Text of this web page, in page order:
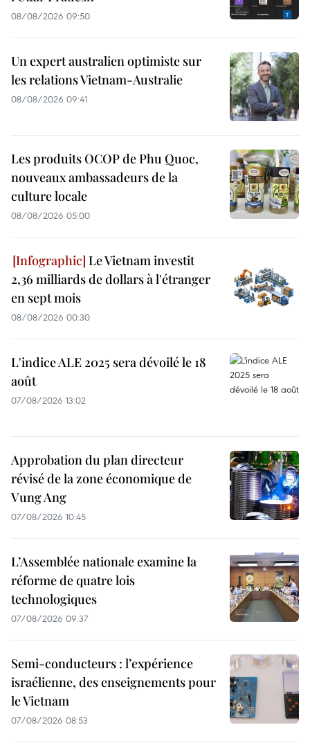
08/08/2026 09:50
Un expert australien optimiste sur
les relations Vietnam-Australie
08/08/2026 09:41
Les produits OCOP de Phu Quoc,
nouveaux ambassadeurs de la
culture locale
08/08/2026 05:00
Le Vietnam investit
2,36 milliards de dollars à l'étranger
en sept mois
08/08/2026 00:30
L'indice ALE 2025 sera dévoilé le 18
août
07/08/2026 13:02
Approbation du plan directeur
révisé de la zone économique de
Vung Ang
07/08/2026 10:45
L’Assemblée nationale examine la
réforme de quatre lois
technologiques
07/08/2026 09:37
Semi-conducteurs : l’expérience
israélienne, des enseignements pour
le Vietnam
07/08/2026 08:53